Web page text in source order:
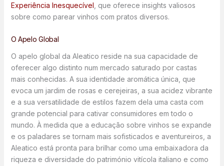
Experiência Inesquecível , que oferece insights valiosos
sobre como parear vinhos com pratos diversos.
O Apelo Global
O apelo global da Aleatico reside na sua capacidade de
oferecer algo distinto num mercado saturado por castas
mais conhecidas. A sua identidade aromática única, que
evoca um jardim de rosas e cerejeiras, a sua acidez vibrante
e a sua versatilidade de estilos fazem dela uma casta com
grande potencial para cativar consumidores em todo o
mundo. À medida que a educação sobre vinhos se expande
e os paladares se tornam mais sofisticados e aventureiros, a
Aleatico está pronta para brilhar como uma embaixadora da
riqueza e diversidade do património vitícola italiano e como